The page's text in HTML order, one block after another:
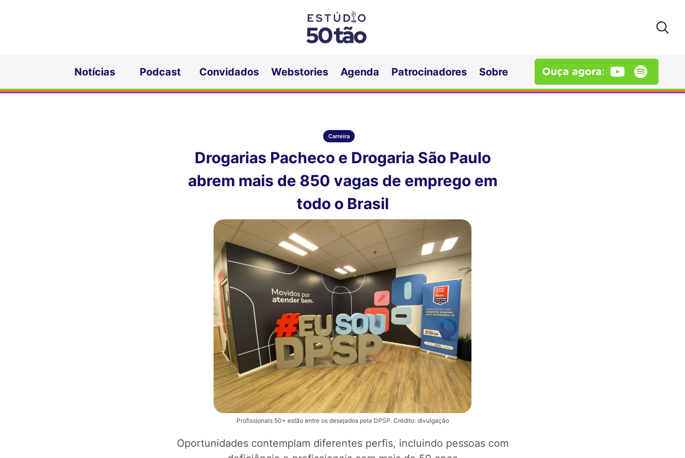
Notícias Podcast Convidados Webstories Agenda Patrocinadores Sobre
Carreira
Drogarias Pacheco e Drogaria São Paulo
abrem mais de 850 vagas de emprego em
todo o Brasil
Profissionais 50+ estão entre os desejados pela DPSP. Crédito: divulgação
Oportunidades contemplam diferentes perfis, incluindo pessoas com